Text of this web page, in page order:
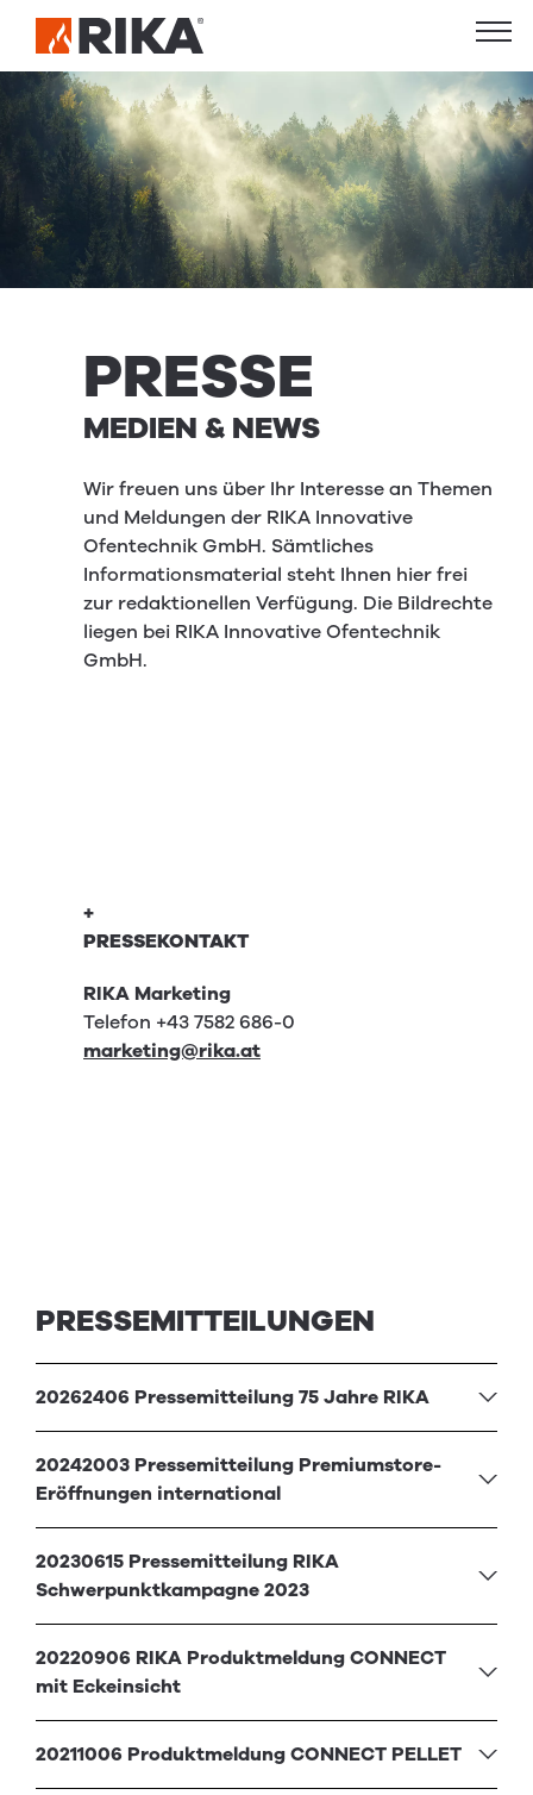
PRESSE
MEDIEN & NEWS
Wir freuen uns über Ihr Interesse an Themen
und Meldungen der RIKA Innovative
Ofentechnik GmbH. Sämtliches
Informationsmaterial steht Ihnen hier frei
zur redaktionellen Verfügung. Die Bildrechte
liegen bei RIKA Innovative Ofentechnik
GmbH.
+
PRESSEKONTAKT
RIKA Marketing
Telefon +43 7582 686-0
marketing@rika.at
PRESSEMITTEILUNGEN
20262406 Pressemitteilung 75 Jahre RIKA
20242003 Pressemitteilung Premiumstore-
Eröffnungen international
20230615 Pressemitteilung RIKA
Schwerpunktkampagne 2023
20220906 RIKA Produktmeldung CONNECT
mit Eckeinsicht
20211006 Produktmeldung CONNECT PELLET